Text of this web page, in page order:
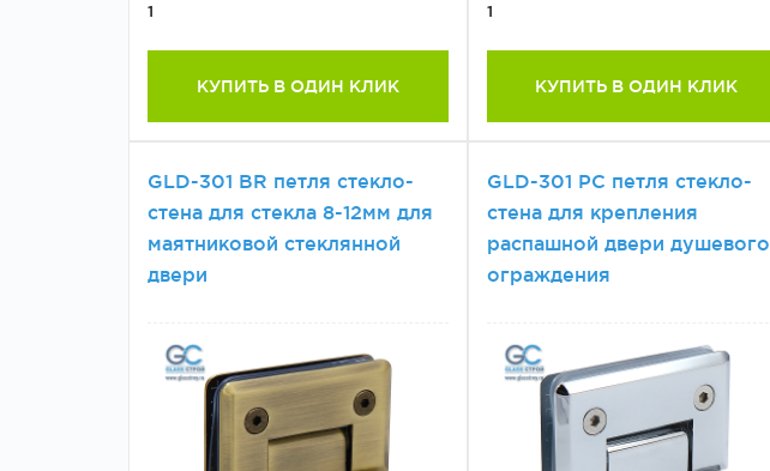
1
КУПИТЬ В ОДИН КЛИК
1
КУПИТЬ В ОДИН КЛИК
GLD-301 BR петля стекло-
стена для стекла 8-12мм для
маятниковой стеклянной
двери
GLD-301 PC петля стекло-
стена для крепления
распашной двери душевого
ограждения